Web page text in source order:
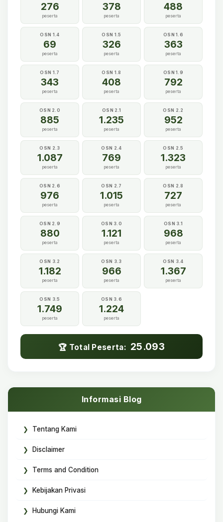
276
peserta
378
peserta
488
peserta
OSN 1.4
69
peserta
OSN 1.5
326
peserta
OSN 1.6
363
peserta
OSN 1.7
343
peserta
OSN 1.8
408
peserta
OSN 1.9
792
peserta
OSN 2.0
885
peserta
OSN 2.1
1.235
peserta
OSN 2.2
952
peserta
OSN 2.3
1.087
peserta
OSN 2.4
769
peserta
OSN 2.5
1.323
peserta
OSN 2.6
976
peserta
OSN 2.7
1.015
peserta
OSN 2.8
727
peserta
OSN 2.9
880
peserta
OSN 3.0
1.121
peserta
OSN 3.1
968
peserta
OSN 3.2
1.182
peserta
OSN 3.3
966
peserta
OSN 3.4
1.367
peserta
OSN 3.5
1.749
peserta
OSN 3.6
1.224
peserta
🏆 Total Peserta: 25.093
Informasi Blog
Tentang Kami
Disclaimer
Terms and Condition
Kebijakan Privasi
Hubungi Kami